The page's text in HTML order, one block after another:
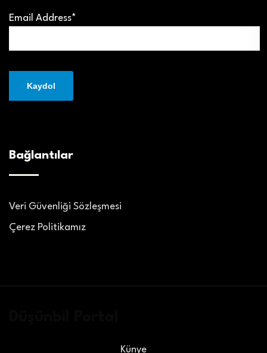
Email Address*
Bağlantılar
Veri Güvenliği Sözleşmesi
Çerez Politikamız
Künye